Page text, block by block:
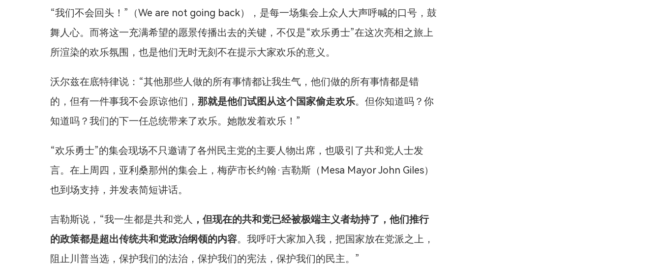
“我们不会回头！”（We are not going back），是每一场集会上众人大声呼喊的口号，鼓
舞人心。而将这一充满希望的愿景传播出去的关键，不仅是“欢乐勇士”在这次亮相之旅上
所渲染的欢乐氛围，也是他们无时无刻不在提示大家欢乐的意义。
沃尔兹在底特律说：“其他那些人做的所有事情都让我生气，他们做的所有事情都是错
的，但有一件事我不会原谅他们， 那就是他们试图从这个国家偷走欢乐。但你知道吗？你
知道吗？我们的下一任总统带来了欢乐。她散发着欢乐！”
“欢乐勇士”的集会现场不只邀请了各州民主党的主要人物出席，也吸引了共和党人士发
言。在上周四，亚利桑那州的集会上，梅萨市长约翰·吉勒斯（Mesa Mayor John Giles）
也到场支持，并发表简短讲话。
吉勒斯说，“我一生都是共和党人 ，但现在的共和党已经被极端主义者劫持了，他们推行
的政策都是超出传统共和党政治纲领的内容。我呼吁大家加入我，把国家放在党派之上，
阻止川普当选，保护我们的法治，保护我们的宪法，保护我们的民主。”